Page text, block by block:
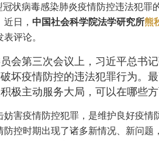
状病毒感染肺炎疫情防控违法犯
日， 中国社会科学院法学研究所熊
评论。
会第三次会议上，习近平总书
坏疫情防控的违法犯罪行为。
极主动服务大局，可以在哪些
妨害疫情防控犯罪，是维护良好疫
控时期出现了诸多新情况、新问